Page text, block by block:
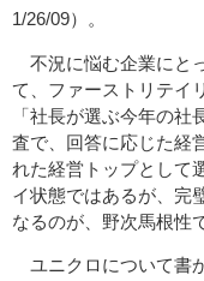
1/26/09）。
不況に悩む企業にと
て、ファーストリテイ
「社長が選ぶ今年の
査で、回答に応じた経
れた経営トップとして
イ状態ではあるが、完
なるのが、野次馬根性
ユニクロについて書